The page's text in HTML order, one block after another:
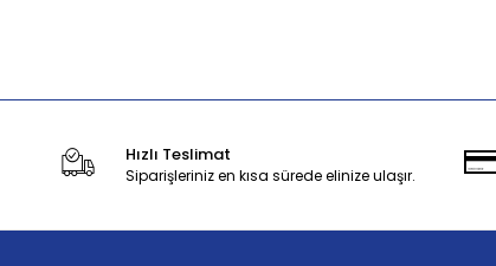
Hızlı Teslimat
Siparişleriniz en kısa sürede elinize ulaşır.